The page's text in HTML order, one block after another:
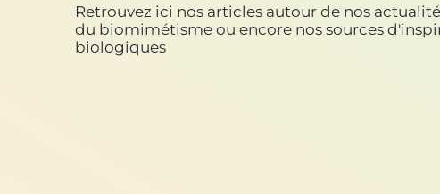
Retrouvez ici nos articles autour de nos
du biomimétisme ou encore nos sources
biologiques